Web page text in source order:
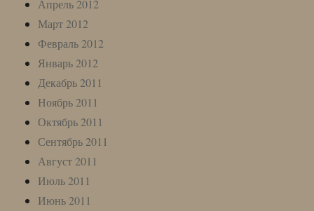
Апрель 2012
Март 2012
Февраль 2012
Январь 2012
Декабрь 2011
Ноябрь 2011
Октябрь 2011
Сентябрь 2011
Август 2011
Июль 2011
Июнь 2011